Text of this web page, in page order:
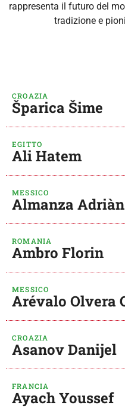
rappresenta il futuro del
tradizione e
CROAZIA
Šparica Šime
EGITTO
Ali Hatem
MESSICO
Almanza Adriàn
ROMANIA
Ambro Florin
MESSICO
Arévalo Olvera
CROAZIA
Asanov Danijel
FRANCIA
Ayach Youssef